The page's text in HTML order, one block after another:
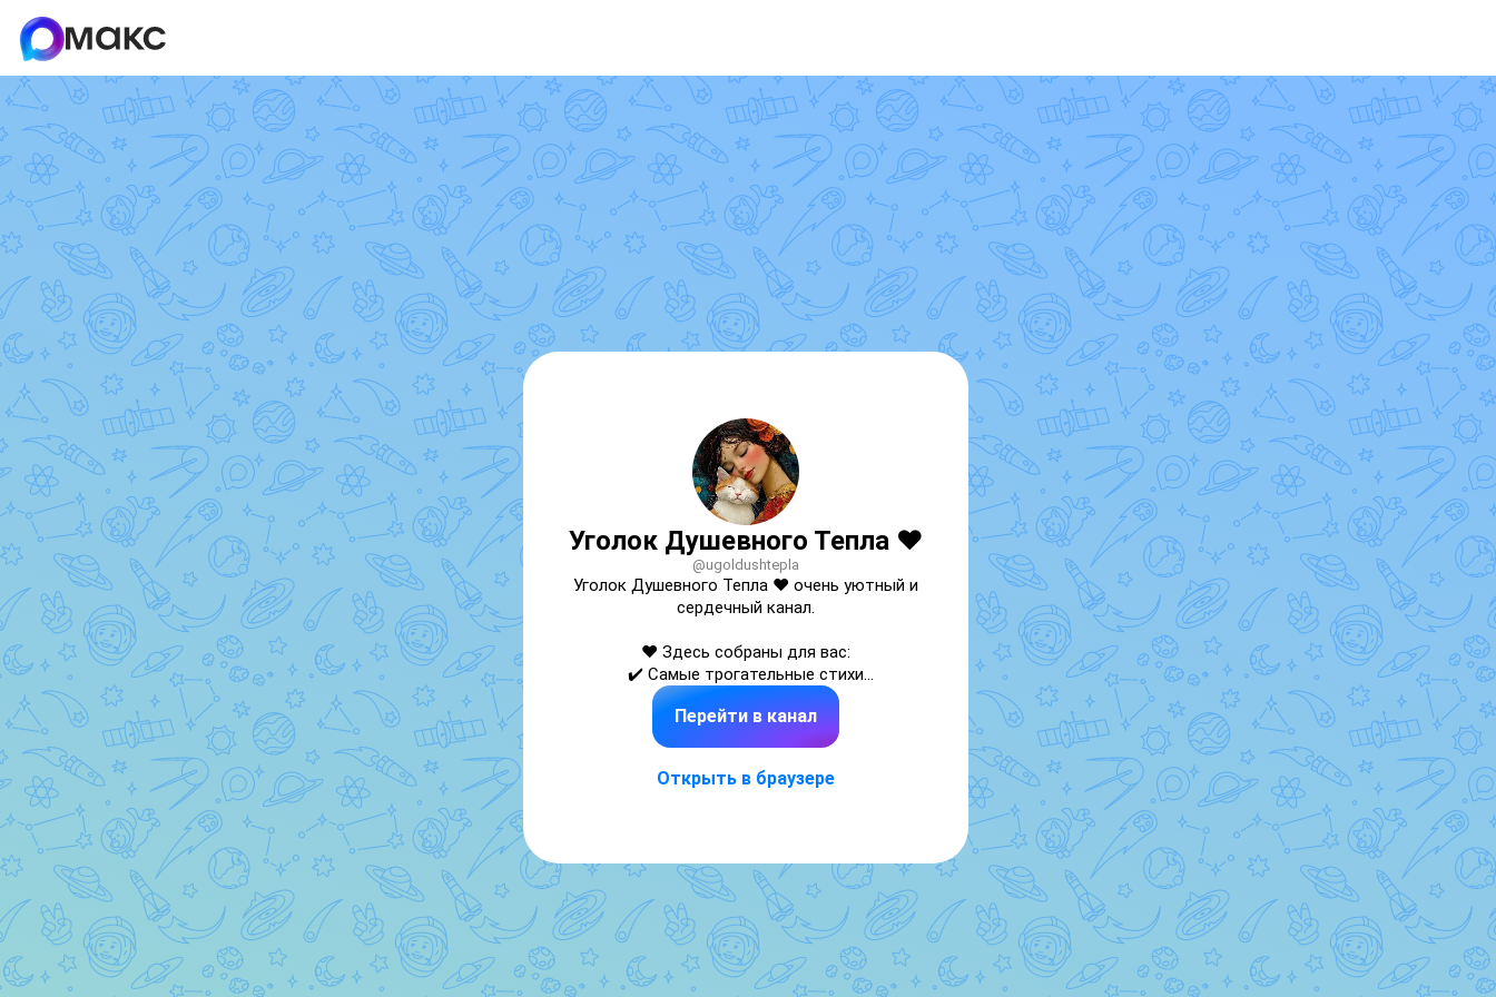
Уголок Душевного Тепла ❤️
@ugoldushtepla
Уголок Душевного Тепла ❤️ очень уютный и
сердечный канал.
❤️ Здесь собраны для вас:
✔️ Самые трогательные стихи
✔️ Добрые истории из жизни
✔️ Душевная музыка и песни
https://telega.in/m/ugoldushtepla
Перейти в канал
Открыть в браузере